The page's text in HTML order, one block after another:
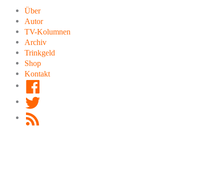
Über
Autor
TV-Kolumnen
Archiv
Trinkgeld
Shop
Kontakt